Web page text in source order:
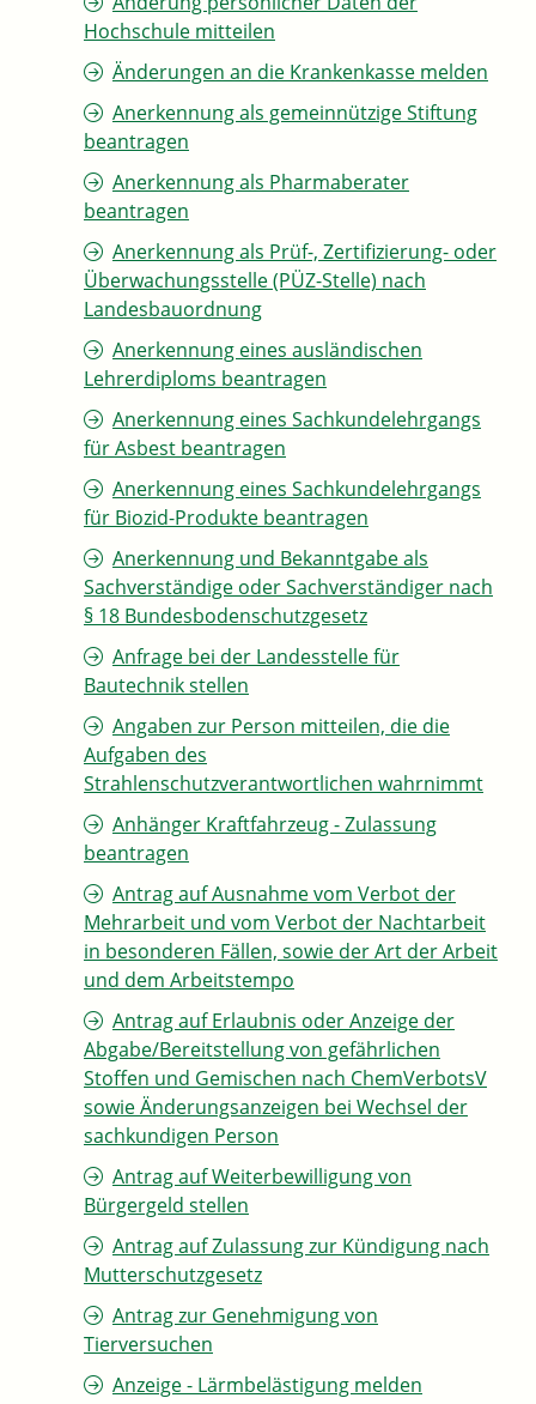
Hochschule mitteilen
Änderungen an die Krankenkasse melden
Anerkennung als gemeinnützige Stiftung
beantragen
Anerkennung als Pharmaberater
beantragen
Anerkennung als Prüf-, Zertifizierung- oder
Überwachungsstelle (PÜZ-Stelle) nach
Landesbauordnung
Anerkennung eines ausländischen
Lehrerdiploms beantragen
Anerkennung eines Sachkundelehrgangs
für Asbest beantragen
Anerkennung eines Sachkundelehrgangs
für Biozid-Produkte beantragen
Anerkennung und Bekanntgabe als
Sachverständige oder Sachverständiger nach
§ 18 Bundesbodenschutzgesetz
Anfrage bei der Landesstelle für
Bautechnik stellen
Angaben zur Person mitteilen, die die
Aufgaben des
Strahlenschutzverantwortlichen wahrnimmt
Anhänger Kraftfahrzeug - Zulassung
beantragen
Antrag auf Ausnahme vom Verbot der
Mehrarbeit und vom Verbot der Nachtarbeit
in besonderen Fällen, sowie der Art der Arbeit
und dem Arbeitstempo
Antrag auf Erlaubnis oder Anzeige der
Abgabe/Bereitstellung von gefährlichen
Stoffen und Gemischen nach ChemVerbotsV
sowie Änderungsanzeigen bei Wechsel der
sachkundigen Person
Antrag auf Weiterbewilligung von
Bürgergeld stellen
Antrag auf Zulassung zur Kündigung nach
Mutterschutzgesetz
Antrag zur Genehmigung von
Tierversuchen
Anzeige - Lärmbelästigung melden